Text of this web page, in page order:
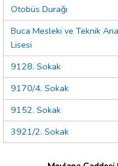
Otobüs Durağı
Buca Mesleki ve Teknik
Lisesi
9128. Sokak
9170/4. Sokak
9152. Sokak
3921/2. Sokak